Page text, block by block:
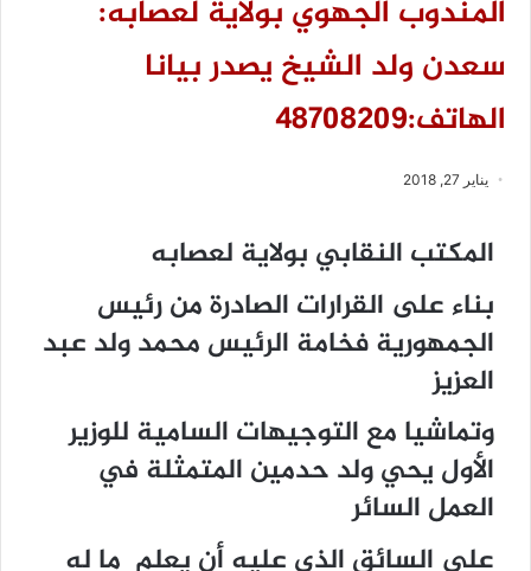
المندوب الجهوي بولاية لعصابه:
سعدن ولد الشيخ يصدر بيانا
الهاتف:48708209
يناير 27, 2018
المكتب النقابي بولاية لعصابه
بناء على القرارات الصادرة من رئيس
الجمهورية فخامة الرئيس محمد ولد عبد
العزيز
وتماشيا مع التوجيهات السامية للوزير
الأول يحي ولد حدمين المتمثلة في
العمل السائر
على السائق الذي عليه أن يعلم ما له